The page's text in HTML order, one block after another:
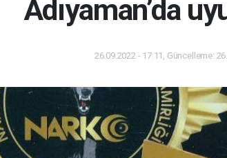
Adıyaman’da
26.09.2022 - 17:11, Güncelleme: